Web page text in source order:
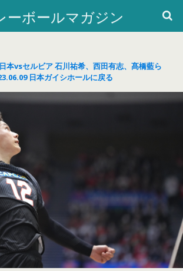
ーボールマガジン
本vsセルビア 石川祐希、西田有志、髙橋藍ら
日本ガイシホールに戻る